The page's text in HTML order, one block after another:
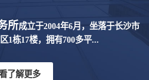
所成立于2004年6月，坐落于长沙市
1栋17楼，拥有700多平...
了解更多